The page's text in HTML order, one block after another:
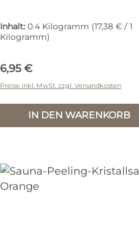
Inhalt: 0.4 Kilogramm (17,38 € / 1
Kilogramm)
Regulärer Preis:
6,95 €
Preise inkl. MwSt. zzgl. Versandkosten
IN DEN WARENKORB